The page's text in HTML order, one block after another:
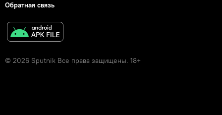
Обратная связь
© 2026 Sputnik Все права защищены. 18+